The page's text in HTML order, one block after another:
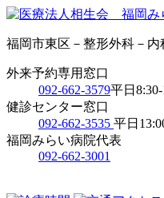
福岡市東区－整形外科－
外来予約専用窓口
092-662-3579平日
健診センター窓口
092-662-3535 平日
福岡みらい病院代表
092-662-3001